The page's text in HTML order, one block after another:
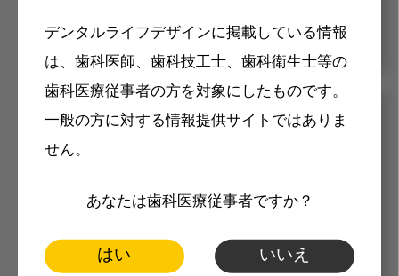
デンタルライフデザインに掲載している情報
は、歯科医師、歯科技工士、歯科衛生士等の
歯科医療従事者の方を対象にしたものです。
一般の方に対する情報提供サイトではありま
せん。
あなたは歯科医療従事者ですか？
はい いいえ
メリット